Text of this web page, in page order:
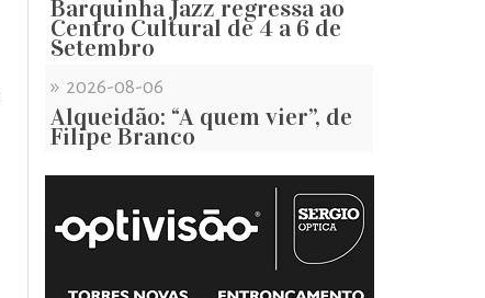
Barquinha Jazz regressa ao
Centro Cultural de 4 a 6 de
Setembro
» 2026-08-06
Alqueidão: “A quem vier”, de
Filipe Branco